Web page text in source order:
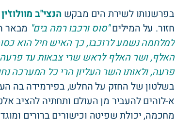
בפרשנותו לשירת הים מבקשהנצי"ב מוולוז'ין
חזור. על המילים"סוס ורכבו רמה בים" מבאר
למלחמה נשמע לרוכבו, כך האיש חיל הוא
האלף, ושר האלף לראש שרי צבאות עד פרעה
פרעה, ולאותו השר העליון הרי כל המערכה
בשלטון של החזק על החלש, בפירמידה בה
א-לוהים להעביר מן העולם ותחתיה להציב
מחכמה, יכולת שפיטה וכישורים ברורים